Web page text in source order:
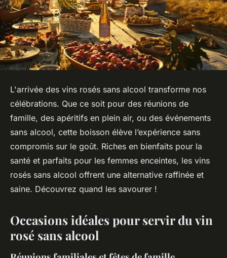
L'arrivée des vins rosés sans alcool transforme nos
célébrations. Que ce soit pour des réunions de
famille, des apéritifs en plein air, ou des événements
sans alcool, cette boisson élève l’expérience sans
compromis sur le goût. Riches en bienfaits pour la
santé et parfaits pour les femmes enceintes, les vins
rosés sans alcool offrent une alternative raffinée et
saine. Découvrez quand les savourer !
Occasions idéales pour servir du vin
rosé sans alcool